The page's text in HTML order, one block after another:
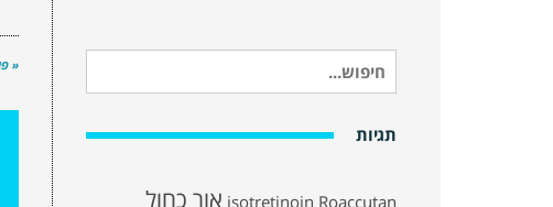
«
עבור:
תגיות
isotretinoin Roaccutan אור כחול